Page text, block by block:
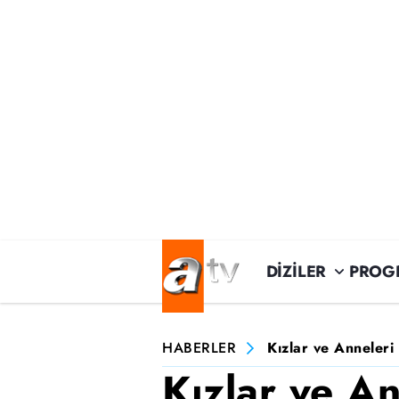
DİZİLER
HABERLER Kızlar ve Anneleri